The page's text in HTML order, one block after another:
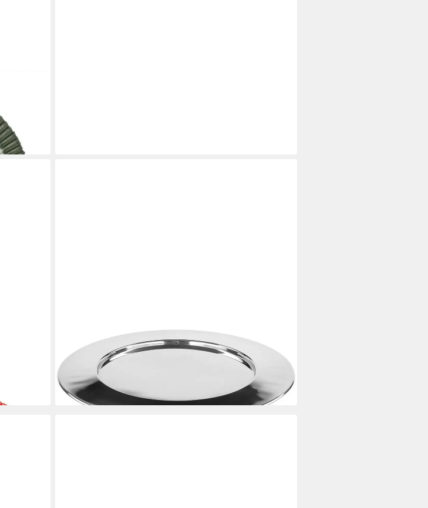
Platzteller CAMPO, aus Edelstahl, Durchmesser ca. 41 cm,
1-tlg., Dekoteller für Weihnachten, Kerzenteller
42,95 €
lieferbar - in 2-3 Werktagen bei dir